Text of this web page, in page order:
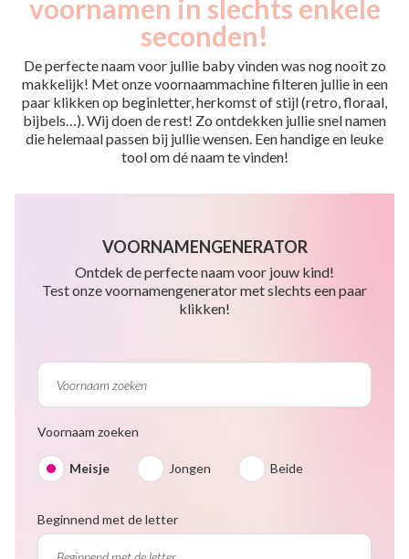
voornamen in slechts enkele
seconden!
De perfecte naam voor jullie baby vinden was nog nooit zo
makkelijk! Met onze voornaammachine filteren jullie in een
paar klikken op beginletter, herkomst of stijl (retro, floraal,
bijbels…). Wij doen de rest! Zo ontdekken jullie snel namen
die helemaal passen bij jullie wensen. Een handige en leuke
tool om dé naam te vinden!
VOORNAMENGENERATOR
Ontdek de perfecte naam voor jouw kind!
Test onze voornamengenerator met slechts een paar
klikken!
Voornaam zoeken
Meisje Jongen Beide
Beginnend met de letter